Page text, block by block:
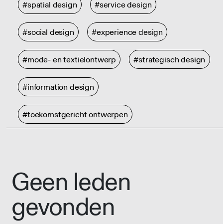
#spatial design #service design
#social design #experience design
#mode- en textielontwerp #strategisch design
#information design
#toekomstgericht ontwerpen
Geen leden
gevonden